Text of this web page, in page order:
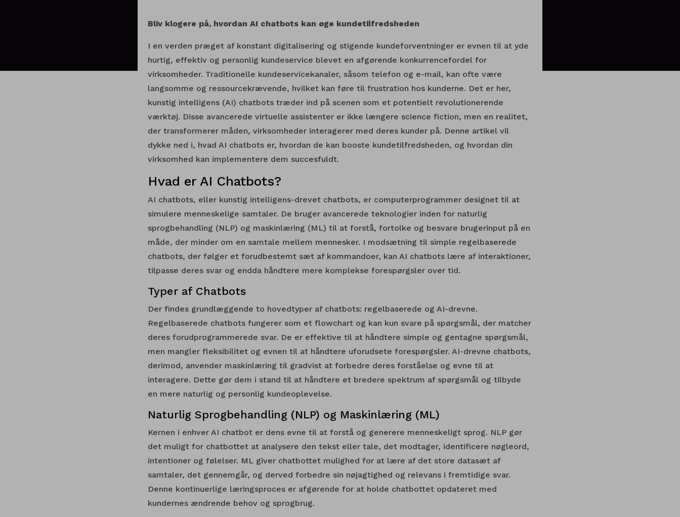
Bliv klogere på, hvordan AI chatbots kan øge kundetilfredsheden
I en verden præget af konstant digitalisering og stigende kundeforventninger er evnen til at yde
hurtig, effektiv og personlig kundeservice blevet en afgørende konkurrencefordel for
virksomheder. Traditionelle kundeservicekanaler, såsom telefon og e-mail, kan ofte være
langsomme og ressourcekrævende, hvilket kan føre til frustration hos kunderne. Det er her,
kunstig intelligens (AI) chatbots træder ind på scenen som et potentielt revolutionerende
værktøj. Disse avancerede virtuelle assistenter er ikke længere science fiction, men en realitet,
der transformerer måden, virksomheder interagerer med deres kunder på. Denne artikel vil
dykke ned i, hvad AI chatbots er, hvordan de kan booste kundetilfredsheden, og hvordan din
virksomhed kan implementere dem succesfuldt.
Hvad er AI Chatbots?
AI chatbots, eller kunstig intelligens-drevet chatbots, er computerprogrammer designet til at
simulere menneskelige samtaler. De bruger avancerede teknologier inden for naturlig
sprogbehandling (NLP) og maskinlæring (ML) til at forstå, fortolke og besvare brugerinput på en
måde, der minder om en samtale mellem mennesker. I modsætning til simple regelbaserede
chatbots, der følger et forudbestemt sæt af kommandoer, kan AI chatbots lære af interaktioner,
tilpasse deres svar og endda håndtere mere komplekse forespørgsler over tid.
Typer af Chatbots
Der findes grundlæggende to hovedtyper af chatbots: regelbaserede og AI-drevne.
Regelbaserede chatbots fungerer som et flowchart og kan kun svare på spørgsmål, der matcher
deres forudprogrammerede svar. De er effektive til at håndtere simple og gentagne spørgsmål,
men mangler fleksibilitet og evnen til at håndtere uforudsete forespørgsler. AI-drevne chatbots,
derimod, anvender maskinlæring til gradvist at forbedre deres forståelse og evne til at
interagere. Dette gør dem i stand til at håndtere et bredere spektrum af spørgsmål og tilbyde
en mere naturlig og personlig kundeoplevelse.
Naturlig Sprogbehandling (NLP) og Maskinlæring (ML)
Kernen i enhver AI chatbot er dens evne til at forstå og generere menneskeligt sprog. NLP gør
det muligt for chatbottet at analysere den tekst eller tale, det modtager, identificere nøgleord,
intentioner og følelser. ML giver chatbottet mulighed for at lære af det store datasæt af
samtaler, det gennemgår, og derved forbedre sin nøjagtighed og relevans i fremtidige svar.
Denne kontinuerlige læringsproces er afgørende for at holde chatbottet opdateret med
kundernes ændrende behov og sprogbrug.